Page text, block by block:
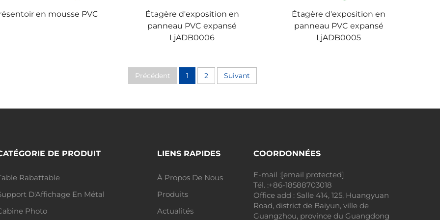
en mousse PVC
Étagère d'exposition en
panneau PVC expansé
LjADB0006
Étagère d'exposition en
panneau PVC expansé
LjADB0005
Précédent 1 2 Suivant
DE PRODUIT
Rabattable
D'Affichage En Métal
Photo
LIENS RAPIDES
À Propos De Nous
Produits
Actualités
COORDONNÉES
E-mail :[email protected]
Tél. :+86-18588703018
Office add : Salle 414, 125, Huangyuan
Road, district de Baiyun, ville de
Guangzhou, province du Guangdong